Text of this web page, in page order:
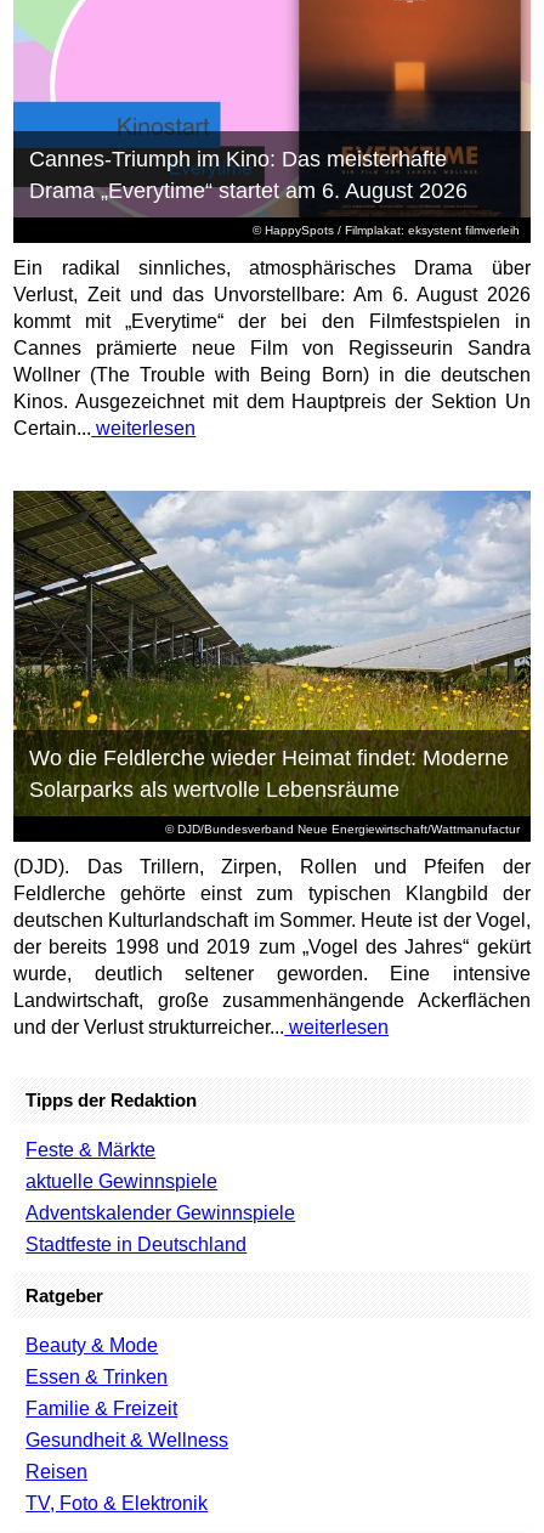
© HappySpots / Filmplakat: eksystent filmverleih
Cannes-Triumph im Kino: Das meisterhafte
Drama „Everytime“ startet am 6. August 2026
Ein radikal sinnliches, atmosphärisches Drama über
Verlust, Zeit und das Unvorstellbare: Am 6. August 2026
kommt mit „Everytime“ der bei den Filmfestspielen in
Cannes prämierte neue Film von Regisseurin Sandra
Wollner (The Trouble with Being Born) in die deutschen
Kinos. Ausgezeichnet mit dem Hauptpreis der Sektion Un
Certain... weiterlesen
© DJD/Bundesverband Neue Energiewirtschaft/Wattmanufactur
Wo die Feldlerche wieder Heimat findet: Moderne
Solarparks als wertvolle Lebensräume
(DJD). Das Trillern, Zirpen, Rollen und Pfeifen der
Feldlerche gehörte einst zum typischen Klangbild der
deutschen Kulturlandschaft im Sommer. Heute ist der Vogel,
der bereits 1998 und 2019 zum „Vogel des Jahres“ gekürt
wurde, deutlich seltener geworden. Eine intensive
Landwirtschaft, große zusammenhängende Ackerflächen
und der Verlust strukturreicher... weiterlesen
Tipps der Redaktion
Feste & Märkte
aktuelle Gewinnspiele
Adventskalender Gewinnspiele
Stadtfeste in Deutschland
Ratgeber
Beauty & Mode
Essen & Trinken
Familie & Freizeit
Gesundheit & Wellness
Reisen
TV, Foto & Elektronik